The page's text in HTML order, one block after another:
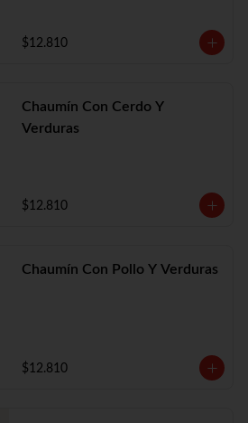
$12.810
Chaumín Con Cerdo Y
Verduras
$12.810
Chaumín Con Pollo Y Verduras
$12.810